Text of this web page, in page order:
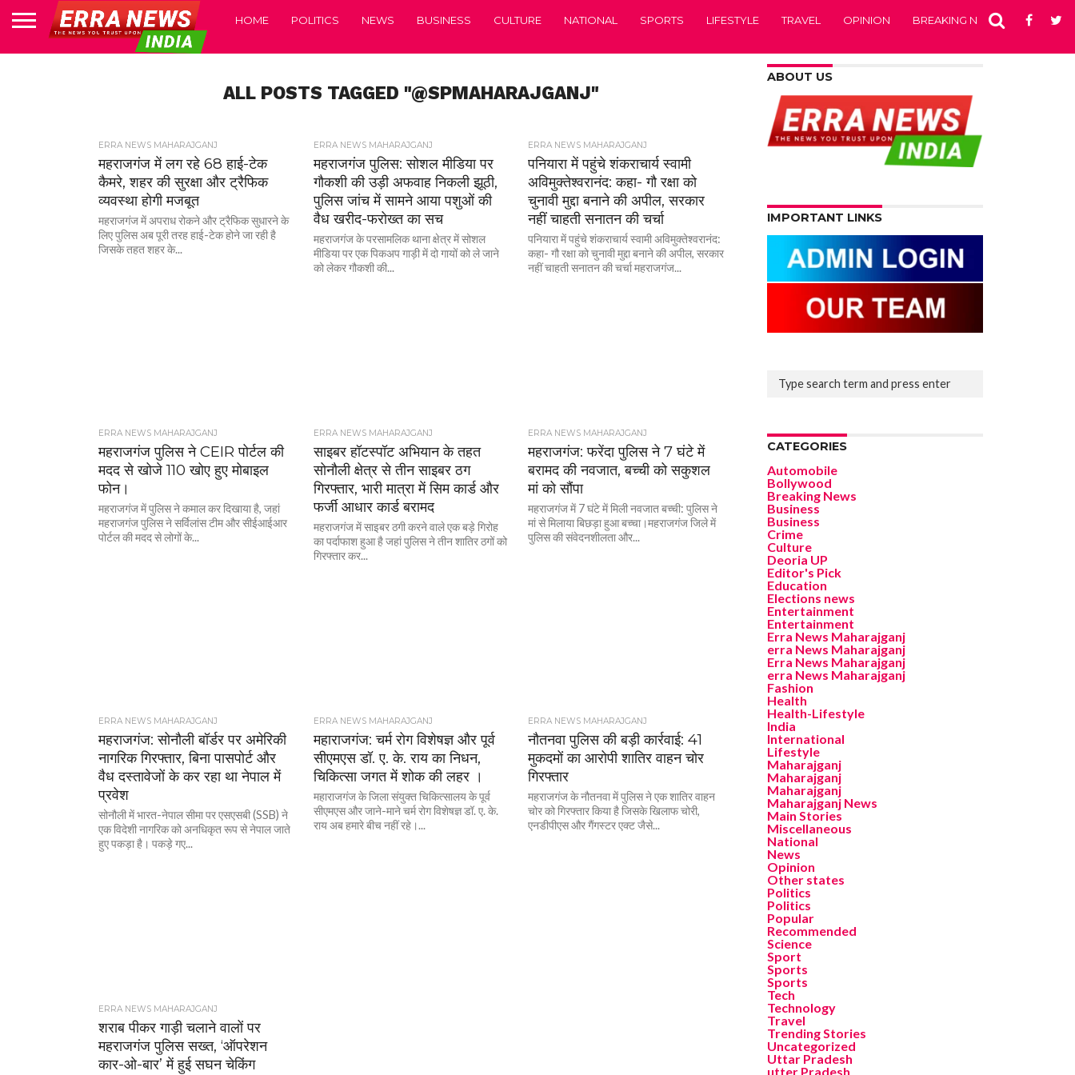
HOME POLITICS NEWS BUSINESS CULTURE NATIONAL SPORTS LIFESTYLE TRAVEL OPINION BREAKING NEWS
ALL POSTS TAGGED "@SPMAHARAJGANJ"
ERRA NEWS MAHARAJGANJ
महराजगंज में लग रहे 68 हाई-टेक
कैमरे, शहर की सुरक्षा और ट्रैफिक
व्यवस्था होगी मजबूत
महराजगंज में अपराध रोकने और ट्रैफिक सुधारने के
लिए पुलिस अब पूरी तरह हाई-टेक होने जा रही है
जिसके तहत शहर के...
ERRA NEWS MAHARAJGANJ
महराजगंज पुलिस: सोशल मीडिया पर
गौकशी की उड़ी अफवाह निकली झूठी,
पुलिस जांच में सामने आया पशुओं की
वैध खरीद-फरोख्त का सच
महराजगंज के परसामलिक थाना क्षेत्र में सोशल
मीडिया पर एक पिकअप गाड़ी में दो गायों को ले जाने
को लेकर गौकशी की...
ERRA NEWS MAHARAJGANJ
पनियारा में पहुंचे शंकराचार्य स्वामी
अविमुक्तेश्वरानंद: कहा- गौ रक्षा को
चुनावी मुद्दा बनाने की अपील, सरकार
नहीं चाहती सनातन की चर्चा
पनियारा में पहुंचे शंकराचार्य स्वामी अविमुक्तेश्वरानंद:
कहा- गौ रक्षा को चुनावी मुद्दा बनाने की अपील, सरकार
नहीं चाहती सनातन की चर्चा महराजगंज...
ERRA NEWS MAHARAJGANJ
महराजगंज पुलिस ने CEIR पोर्टल की
मदद से खोजे 110 खोए हुए मोबाइल
फोन।
महराजगंज में पुलिस ने कमाल कर दिखाया है, जहां
महराजगंज पुलिस ने सर्विलांस टीम और सीईआईआर
पोर्टल की मदद से लोगों के...
ERRA NEWS MAHARAJGANJ
साइबर हॉटस्पॉट अभियान के तहत
सोनौली क्षेत्र से तीन साइबर ठग
गिरफ्तार, भारी मात्रा में सिम कार्ड और
फर्जी आधार कार्ड बरामद
महराजगंज में साइबर ठगी करने वाले एक बड़े गिरोह
का पर्दाफाश हुआ है जहां पुलिस ने तीन शातिर ठगों को
गिरफ्तार कर...
ERRA NEWS MAHARAJGANJ
महराजगंज: फरेंदा पुलिस ने 7 घंटे में
बरामद की नवजात, बच्ची को सकुशल
मां को सौंपा
महराजगंज में 7 घंटे में मिली नवजात बच्ची: पुलिस ने
मां से मिलाया बिछड़ा हुआ बच्चा।महराजगंज जिले में
पुलिस की संवेदनशीलता और...
ERRA NEWS MAHARAJGANJ
महराजगंज: सोनौली बॉर्डर पर अमेरिकी
नागरिक गिरफ्तार, बिना पासपोर्ट और
वैध दस्तावेजों के कर रहा था नेपाल में
प्रवेश
सोनौली में भारत-नेपाल सीमा पर एसएसबी (SSB) ने
एक विदेशी नागरिक को अनधिकृत रूप से नेपाल जाते
हुए पकड़ा है। पकड़े गए...
ERRA NEWS MAHARAJGANJ
महाराजगंज: चर्म रोग विशेषज्ञ और पूर्व
सीएमएस डॉ. ए. के. राय का निधन,
चिकित्सा जगत में शोक की लहर ।
महाराजगंज के जिला संयुक्त चिकित्सालय के पूर्व
सीएमएस और जाने-माने चर्म रोग विशेषज्ञ डॉ. ए. के.
राय अब हमारे बीच नहीं रहे।...
ERRA NEWS MAHARAJGANJ
नौतनवा पुलिस की बड़ी कार्रवाई: 41
मुकदमों का आरोपी शातिर वाहन चोर
गिरफ्तार
महराजगंज के नौतनवा में पुलिस ने एक शातिर वाहन
चोर को गिरफ्तार किया है जिसके खिलाफ चोरी,
एनडीपीएस और गैंगस्टर एक्ट जैसे...
ERRA NEWS MAHARAJGANJ
शराब पीकर गाड़ी चलाने वालों पर
महराजगंज पुलिस सख्त, ‘ऑपरेशन
कार-ओ-बार’ में हुई सघन चेकिंग
ABOUT US
IMPORTANT LINKS
CATEGORIES
Automobile
Bollywood
Breaking News
Business
Business
Crime
Culture
Deoria UP
Editor's Pick
Education
Elections news
Entertainment
Entertainment
Erra News Maharajganj
erra News Maharajganj
Erra News Maharajganj
erra News Maharajganj
Fashion
Health
Health-Lifestyle
India
International
Lifestyle
Maharajganj
Maharajganj
Maharajganj
Maharajganj News
Main Stories
Miscellaneous
National
News
Opinion
Other states
Politics
Politics
Popular
Recommended
Science
Sport
Sports
Sports
Tech
Technology
Travel
Trending Stories
Uncategorized
Uttar Pradesh
utter Pradesh